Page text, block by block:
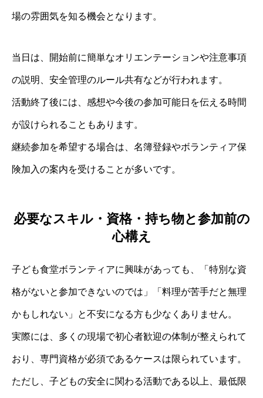
場の雰囲気を知る機会となります。
当日は、開始前に簡単なオリエンテーションや注意事項
の説明、安全管理のルール共有などが行われます。
活動終了後には、感想や今後の参加可能日を伝える時間
が設けられることもあります。
継続参加を希望する場合は、名簿登録やボランティア保
険加入の案内を受けることが多いです。
必要なスキル・資格・持ち物と参加前の
心構え
子ども食堂ボランティアに興味があっても、「特別な資
格がないと参加できないのでは」「料理が苦手だと無理
かもしれない」と不安になる方も少なくありません。
実際には、多くの現場で初心者歓迎の体制が整えられて
おり、専門資格が必須であるケースは限られています。
ただし、子どもの安全に関わる活動である以上、最低限